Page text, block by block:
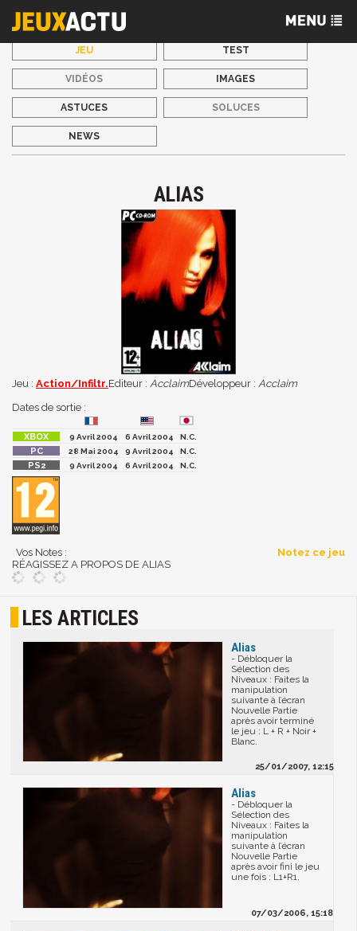
JEU TEST
VIDÉOS IMAGES
ASTUCES SOLUCES
NEWS
ALIAS
Jeu : Action/Infiltr.Editeur : AcclaimDéveloppeur : Acclaim
Dates de sortie :
9 Avril 2004 6 Avril 2004
N.C.
28 Mai 2004
9 Avril 2004
N.C.
9 Avril 2004
6 Avril 2004 N.C.
Vos Notes :
Notez ce jeu
RÉAGISSEZ A PROPOS DE ALIAS
LES ARTICLES
Alias
- Débloquer la
Sélection des
Niveaux : Faites la
manipulation
suivante à l’écran
Nouvelle Partie
après avoir terminé
le jeu : L + R + Noir +
Blanc.
25/01/2007, 12:15
Alias
- Débloquer la
Sélection des
Niveaux : Faites la
manipulation
suivante à l’écran
Nouvelle Partie
après avoir fini le jeu
une fois : L1+R1.
07/03/2006, 15:18